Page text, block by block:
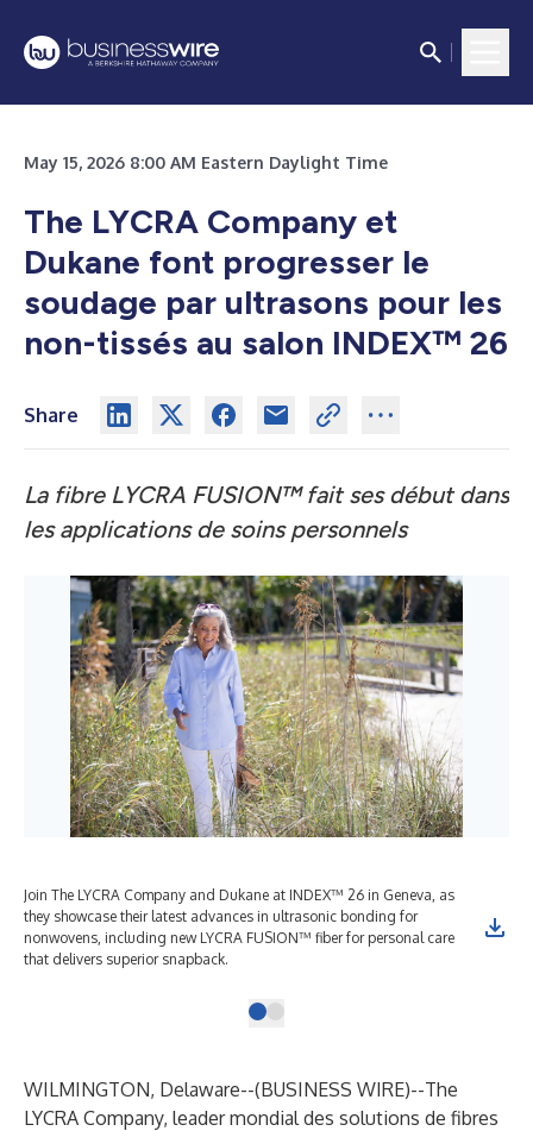
May 15, 2026 8:00 AM Eastern Daylight Time
The LYCRA Company et
Dukane font progresser le
soudage par ultrasons pour les
non-tissés au salon INDEX™ 26
Share
La fibre LYCRA FUSION™ fait ses début dans
les applications de soins personnels
Join The LYCRA Company and Dukane at INDEX™ 26 in Geneva, as
they showcase their latest advances in ultrasonic bonding for
nonwovens, including new LYCRA FUSION™ fiber for personal care
that delivers superior snapback.
WILMINGTON, Delaware--(BUSINESS WIRE)--The
LYCRA Company, leader mondial des solutions de fibres